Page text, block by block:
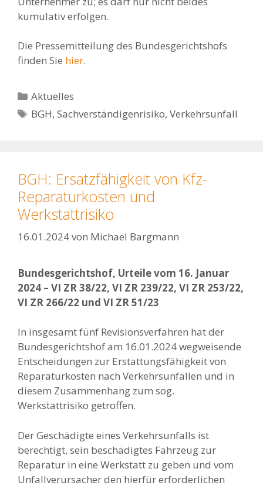
kumulativ erfolgen.
Die Pressemitteilung des Bundesgerichtshofs
finden Sie hier.
Kategorien
Aktuelles
Schlagwörter
BGH,Sachverständigenrisiko,Verkehrsunfall
BGH: Ersatzfähigkeit von Kfz-
Reparaturkosten und
Werkstattrisiko
16.01.2024von Michael Bargmann
Bundesgerichtshof, Urteile vom 16. Januar
2024 – VI ZR 38/22, VI ZR 239/22, VI ZR 253/22,
VI ZR 266/22 und VI ZR 51/23
In insgesamt fünf Revisionsverfahren hat der
Bundesgerichtshof am 16.01.2024 wegweisende
Entscheidungen zur Erstattungsfähigkeit von
Reparaturkosten nach Verkehrsunfällen und in
diesem Zusammenhang zum sog.
Werkstattrisiko getroffen.
Der Geschädigte eines Verkehrsunfalls ist
berechtigt, sein beschädigtes Fahrzeug zur
Reparatur in eine Werkstatt zu geben und vom
Unfallverursacher den hierfür erforderlichen